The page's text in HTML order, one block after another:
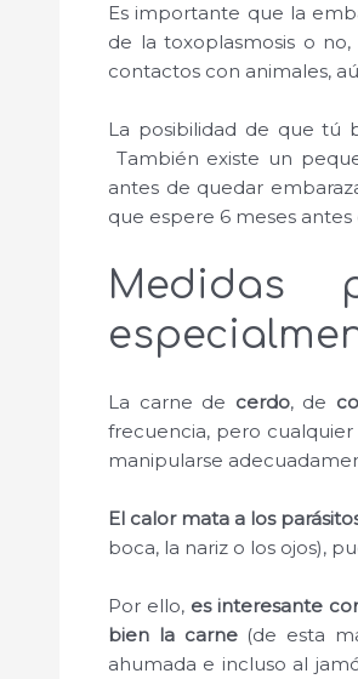
Es importante que la
de la toxoplasmosis o
contactos con animales,
La posibilidad de que tú
También existe un
antes de quedar
que espere 6 meses
Medidas
La carne de cerdo, de
frecuencia, pero
manipularse
El calor mata a los
boca, la nariz o los ojos),
Por ello, es interesante
bien la carne(de esta
ahumada e incluso al